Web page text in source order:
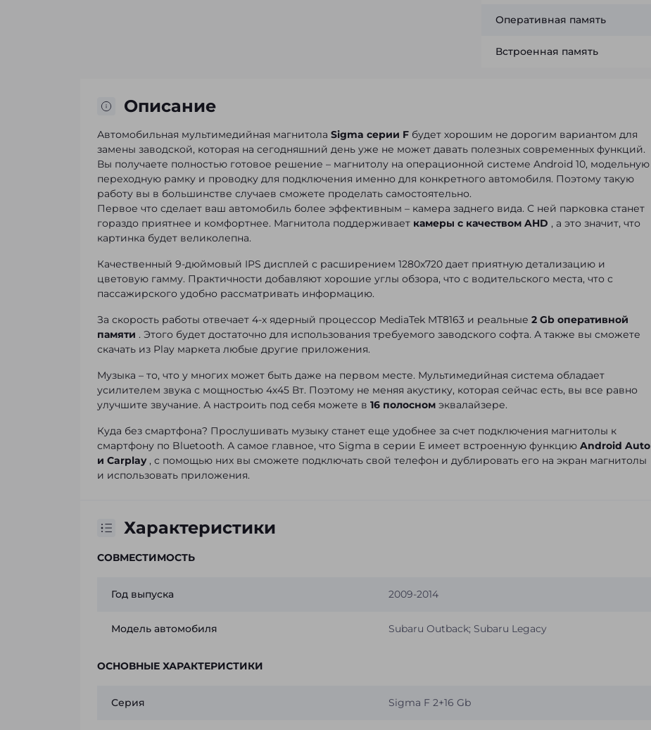
Оперативная память
Встроенная память
Описание
Автомобильная мультимедийная магнитола Sigma серии F будет хорошим не дорогим вариантом для
замены заводской, которая на сегодняшний день уже не может давать полезных современных функций.
Вы получаете полностью готовое решение – магнитолу на операционной системе Android 10, модельную
переходную рамку и проводку для подключения именно для конкретного автомобиля. Поэтому такую
работу вы в большинстве случаев сможете проделать самостоятельно.
Первое что сделает ваш автомобиль более эффективным – камера заднего вида. С ней парковка станет
гораздо приятнее и комфортнее. Магнитола поддерживает камеры с качеством AHD , а это значит, что
картинка будет великолепна.
Качественный 9-дюймовый IPS дисплей с расширением 1280x720 дает приятную детализацию и
цветовую гамму. Практичности добавляют хорошие углы обзора, что с водительского места, что с
пассажирского удобно рассматривать информацию.
За скорость работы отвечает 4-х ядерный процессор MediaTek MT8163 и реальные 2 Gb оперативной
памяти . Этого будет достаточно для использования требуемого заводского софта. А также вы сможете
скачать из Play маркета любые другие приложения.
Музыка – то, что у многих может быть даже на первом месте. Мультимедийная система обладает
усилителем звука с мощностью 4х45 Вт. Поэтому не меняя акустику, которая сейчас есть, вы все равно
улучшите звучание. А настроить под себя можете в 16 полосном эквалайзере.
Куда без смартфона? Прослушивать музыку станет еще удобнее за счет подключения магнитолы к
смартфону по Bluetooth. А самое главное, что Sigma в серии E имеет встроенную функцию Android Auto
и Carplay, с помощью них вы сможете подключать свой телефон и дублировать его на экран магнитолы
и использовать приложения.
Характеристики
СОВМЕСТИМОСТЬ
Год выпуска 2009-2014
Модель автомобиля Subaru Outback; Subaru Legacy
ОСНОВНЫЕ ХАРАКТЕРИСТИКИ
Серия Sigma F 2+16 Gb